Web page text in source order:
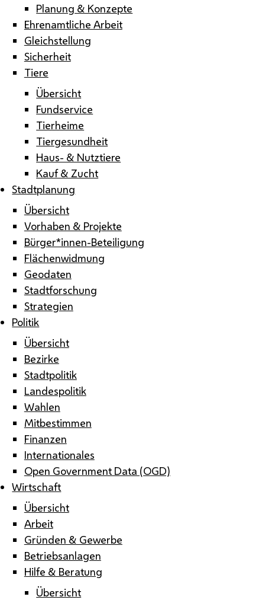
Planung & Konzepte
Ehrenamtliche Arbeit
Gleichstellung
Sicherheit
Tiere
Übersicht
Fundservice
Tierheime
Tiergesundheit
Haus- & Nutztiere
Kauf & Zucht
Stadtplanung
Übersicht
Vorhaben & Projekte
Bürger*innen-Beteiligung
Flächenwidmung
Geodaten
Stadtforschung
Strategien
Politik
Übersicht
Bezirke
Stadtpolitik
Landespolitik
Wahlen
Mitbestimmen
Finanzen
Internationales
Open Government Data (OGD)
Wirtschaft
Übersicht
Arbeit
Gründen & Gewerbe
Betriebsanlagen
Hilfe & Beratung
Übersicht